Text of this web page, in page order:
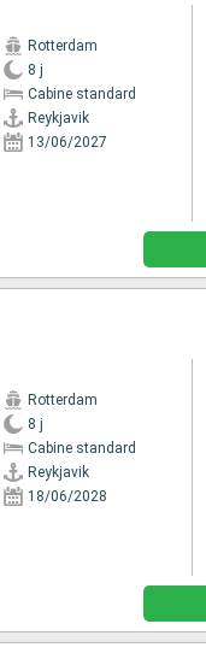
Rotterdam
8 j
Cabine standard
Reykjavik
13/06/2027
Rotterdam
8 j
Cabine standard
Reykjavik
18/06/2028